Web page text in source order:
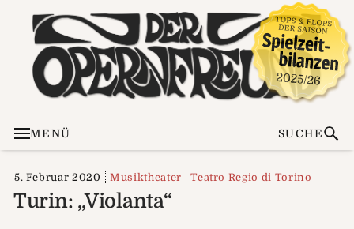
MENÜ SUCHE
5. Februar 2020 Musiktheater Teatro Regio di Torino
Turin: „Violanta“